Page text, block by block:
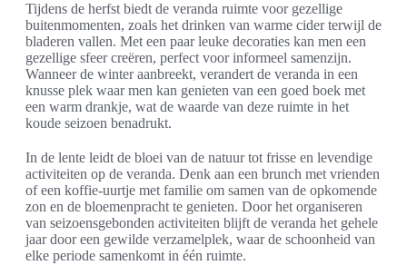
Tijdens de herfst biedt de veranda ruimte voor gezellige
buitenmomenten, zoals het drinken van warme cider terwijl de
bladeren vallen. Met een paar leuke decoraties kan men een
gezellige sfeer creëren, perfect voor informeel samenzijn.
Wanneer de winter aanbreekt, verandert de veranda in een
knusse plek waar men kan genieten van een goed boek met
een warm drankje, wat de waarde van deze ruimte in het
koude seizoen benadrukt.
In de lente leidt de bloei van de natuur tot frisse en levendige
activiteiten op de veranda. Denk aan een brunch met vrienden
of een koffie-uurtje met familie om samen van de opkomende
zon en de bloemenpracht te genieten. Door het organiseren
van seizoensgebonden activiteiten blijft de veranda het gehele
jaar door een gewilde verzamelplek, waar de schoonheid van
elke periode samenkomt in één ruimte.